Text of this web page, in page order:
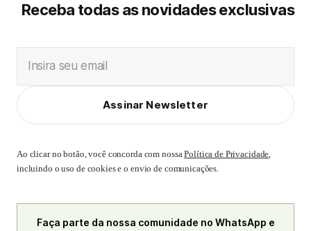
Receba todas as novidades exclusivas
Insira seu email
Assinar Newsletter
Ao clicar no botão, você concorda com nossaPolítica de Privacidade,
incluindo o uso de cookies e o envio de comunicações.
Faça parte da nossa comunidade no WhatsApp e